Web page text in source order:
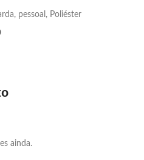
, pessoal , Poliéster
ainda.